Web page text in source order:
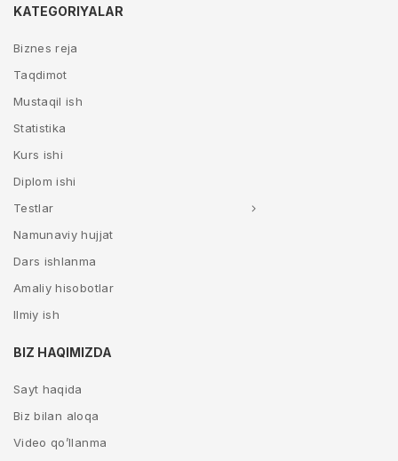
KATEGORIYALAR
Biznes reja
Taqdimot
Mustaqil ish
Statistika
Kurs ishi
Diplom ishi
Testlar
Namunaviy hujjat
Dars ishlanma
Amaliy hisobotlar
Ilmiy ish
BIZ HAQIMIZDA
Sayt haqida
Biz bilan aloqa
Video qo’llanma